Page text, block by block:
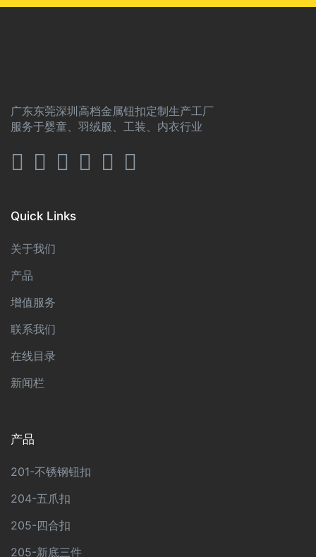
广东东莞深圳高档金属钮扣定制生产工厂
服务于婴童、羽绒服、工装、内衣行业
Quick Links
关于我们
产品
增值服务
联系我们
在线目录
新闻栏
产品
201-不锈钢钮扣
204-五爪扣
205-四合扣
205-新底三件